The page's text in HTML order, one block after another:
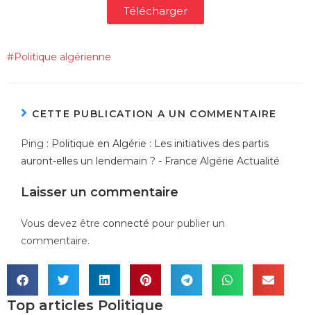
Télécharger
#Politique algérienne
CETTE PUBLICATION A UN COMMENTAIRE
Ping : Politique en Algérie : Les initiatives des partis
auront-elles un lendemain ? - France Algérie Actualité
Laisser un commentaire
Vous devez être connecté pour publier un
commentaire.
Top articles Politique